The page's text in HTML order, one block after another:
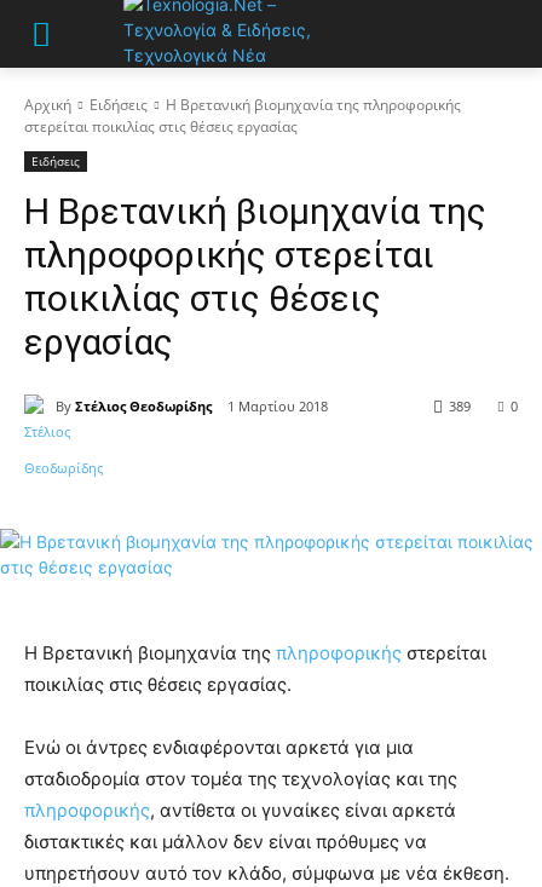
Αρχική Ειδήσεις
Η Βρετανική βιομηχανία της πληροφορικής
στερείται ποικιλίας στις θέσεις εργασίας
Ειδήσεις
Η Βρετανική βιομηχανία της
πληροφορικής στερείται
ποικιλίας στις θέσεις
εργασίας
By Στέλιος Θεοδωρίδης 1 Μαρτίου 2018 0
389
Η Βρετανική βιομηχανία της πληροφορικής στερείται
ποικιλίας στις θέσεις εργασίας.
Ενώ οι άντρες ενδιαφέρονται αρκετά για μια
σταδιοδρομία στον τομέα της τεχνολογίας και της
πληροφορικής, αντίθετα οι γυναίκες είναι αρκετά
διστακτικές και μάλλον δεν είναι πρόθυμες να
υπηρετήσουν αυτό τον κλάδο, σύμφωνα με νέα έκθεση.